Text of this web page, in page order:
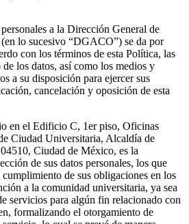
a la Dirección General de
lo sucesivo “DGACO”) se da por
con los términos de esta Política, las
los datos, así como los medios y
a su disposición para ejercer sus
cancelación y oposición de esta
en el Edificio C, 1er piso, Oficinas
Ciudad Universitaria, Alcaldía de
Ciudad de México, es la
de sus datos personales, los que
de sus obligaciones en los
a la comunidad universitaria, ya sea
servicios para algún fin relacionado con
formalizando el otorgamiento de